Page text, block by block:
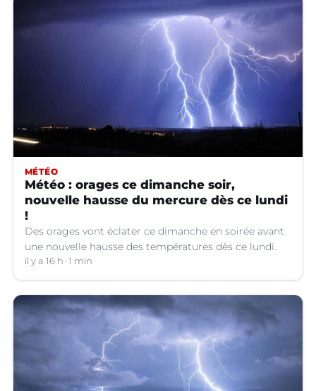
MÉTÉO
Météo : orages ce dimanche soir,
nouvelle hausse du mercure dès ce lundi
!
Des orages vont éclater ce dimanche en soirée avant
une nouvelle hausse des températures dès ce lundi.
il y a 16 h 1 min